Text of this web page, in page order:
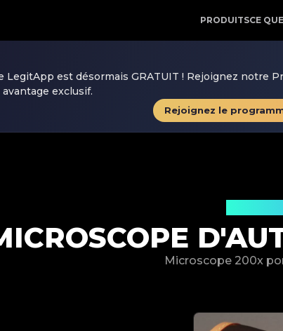
LegitApp | LegitApp | Votre partenaire de
PRODUITSCE
LegitApp est désormais GRATUIT ! Rejoignez notre
exclusif.
Rejoignez le
Microscope 200x